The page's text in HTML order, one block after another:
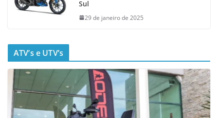
Sul
29 de janeiro de 2025
ATV’s e UTV’s